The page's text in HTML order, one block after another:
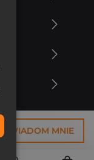
POWIADOM MNIE